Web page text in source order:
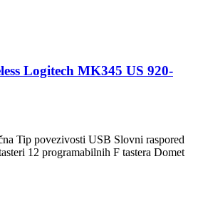
Logitech MK345 US 920-
Tip povezivosti USB Slovni raspored
12 programabilnih F tastera Domet